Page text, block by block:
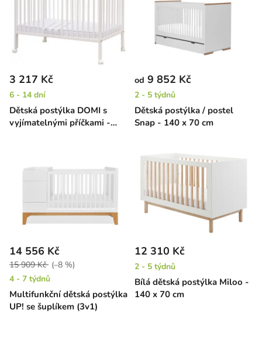
Dětská postýlka DOMI s
vyjímatelnými příčkami -
3 217 Kč
6 - 14 dní
Dětská postýlka / postel
Snap - 140 x 70 cm
od 9 852 Kč
2 - 5 týdnů
Multifunkční dětská postýlka
UP! se šuplíkem (3v1)
14 556 Kč
15 909 Kč (–8 %)
4 - 7 týdnů
Bílá dětská postýlka Miloo -
140 x 70 cm
12 310 Kč
2 - 5 týdnů